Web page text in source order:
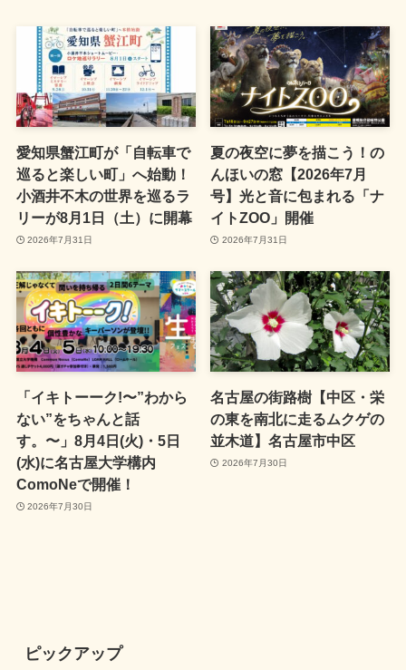
愛知県蟹江町が「自転車で
巡ると楽しい町」へ始動！
小酒井不木の世界を巡るラ
リーが8月1日（土）に開幕
2026年7月31日
夏の夜空に夢を描こう！の
んほいの窓【2026年7月
号】光と音に包まれる「ナ
イトZOO」開催
2026年7月31日
「イキトーーク!〜”わから
ない”をちゃんと話
す。〜」8月4日(火)・5日
(水)に名古屋大学構内
ComoNeで開催！
2026年7月30日
名古屋の街路樹【中区・栄
の東を南北に走るムクゲの
並木道】名古屋市中区
2026年7月30日
ピックアップ